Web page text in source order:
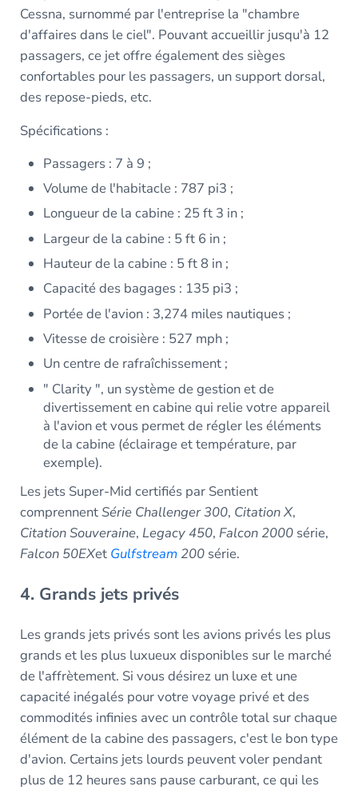
Cessna, surnommé par l'entreprise la "chambre
d'affaires dans le ciel". Pouvant accueillir jusqu'à 12
passagers, ce jet offre également des sièges
confortables pour les passagers, un support dorsal,
des repose-pieds, etc.
Spécifications :
Passagers : 7 à 9 ;
Volume de l'habitacle : 787 pi3 ;
Longueur de la cabine : 25 ft 3 in ;
Largeur de la cabine : 5 ft 6 in ;
Hauteur de la cabine : 5 ft 8 in ;
Capacité des bagages : 135 pi3 ;
Portée de l'avion : 3,274 miles nautiques ;
Vitesse de croisière : 527 mph ;
Un centre de rafraîchissement ;
" Clarity ", un système de gestion et de
divertissement en cabine qui relie votre appareil
à l'avion et vous permet de régler les éléments
de la cabine (éclairage et température, par
exemple).
Les jets Super-Mid certifiés par Sentient
comprennentSérie Challenger 300, Citation X,
Citation Souveraine, Legacy 450, Falcon 2000 série,
Falcon 50EXet Gulfstream200 série.
4. Grands jets privés
Les grands jets privés sont les avions privés les plus
grands et les plus luxueux disponibles sur le marché
de l'affrètement. Si vous désirez un luxe et une
capacité inégalés pour votre voyage privé et des
commodités infinies avec un contrôle total sur chaque
élément de la cabine des passagers, c'est le bon type
d'avion. Certains jets lourds peuvent voler pendant
plus de 12 heures sans pause carburant, ce qui les